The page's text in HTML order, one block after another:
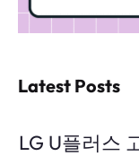
Latest Posts
LG U플러스